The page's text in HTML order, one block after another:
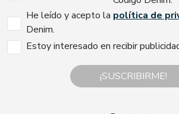
He leído y acepto la política de
Denim.
Estoy interesado en recibir
¡SUSCRIBIRME!